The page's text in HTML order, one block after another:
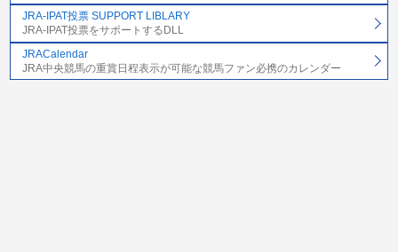
JRA-IPAT投票 SUPPORT LIBLARY
JRA-IPAT投票をサポートするDLL
JRACalendar
JRA中央競馬の重賞日程表示が可能な競馬ファン必携のカレンダー